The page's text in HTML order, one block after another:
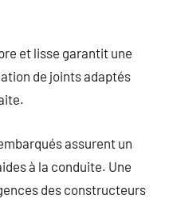
et lisse garantit une
de joints adaptés
assurent un
à la conduite. Une
des constructeurs